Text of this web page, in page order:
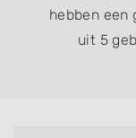
hebben een
uit 5